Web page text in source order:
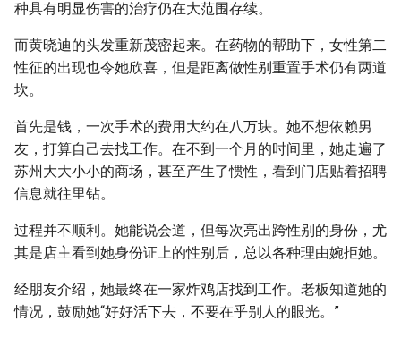
种具有明显伤害的治疗仍在大范围存续。
而黄晓迪的头发重新茂密起来。在药物的帮助下，女性第二
性征的出现也令她欣喜，但是距离做性别重置手术仍有两道
坎。
首先是钱，一次手术的费用大约在八万块。她不想依赖男
友，打算自己去找工作。在不到一个月的时间里，她走遍了
苏州大大小小的商场，甚至产生了惯性，看到门店贴着招聘
信息就往里钻。
过程并不顺利。她能说会道，但每次亮出跨性别的身份，尤
其是店主看到她身份证上的性别后，总以各种理由婉拒她。
经朋友介绍，她最终在一家炸鸡店找到工作。老板知道她的
情况，鼓励她“好好活下去，不要在乎别人的眼光。”